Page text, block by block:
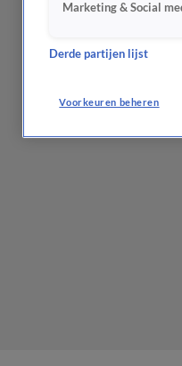
Marketing & Social
Derde partijen lijst
Voorkeuren beheren